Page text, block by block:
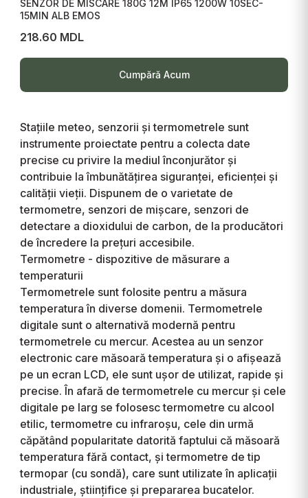
SENZOR DE MISCARE 180G 12M IP65 1200W 10SEC-
15MIN ALB EMOS
218.60 MDL
Cumpără Acum
Stațiile meteo, senzorii și termometrele sunt
instrumente proiectate pentru a colecta date
precise cu privire la mediul înconjurător și
contribuie la îmbunătățirea siguranței, eficienței și
calității vieții. Dispunem de o varietate de
termometre, senzori de mișcare, senzori de
detectare a dioxidului de carbon, de la producători
de încredere la prețuri accesibile.
Termometre - dispozitive de măsurare a
temperaturii
Termometrele sunt folosite pentru a măsura
temperatura în diverse domenii. Termometrele
digitale sunt o alternativă modernă pentru
termometrele cu mercur. Acestea au un senzor
electronic care măsoară temperatura și o afișează
pe un ecran LCD, ele sunt ușor de utilizat, rapide și
precise. În afară de termometrele cu mercur și cele
digitale pe larg se folosesc termometre cu alcool
etilic, termometre cu infraroșu, cele din urmă
căpătând popularitate datorită faptului că măsoară
temperatura fără contact, și termometre de tip
termopar (cu sondă), care sunt utilizate în aplicații
industriale, științifice și prepararea bucatelor.